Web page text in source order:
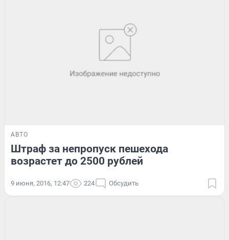
АВТО
Штраф за непропуск пешехода
возрастет до 2500 рублей
9 июня, 2016, 12:47 224 Обсудить